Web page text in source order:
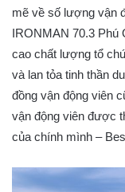
mẽ về số lượng vận
IRONMAN 70.3 Phú
cao chất lượng tổ
và lan tỏa tinh thần
đồng vận động viên
vận động viên được
của chính mình –